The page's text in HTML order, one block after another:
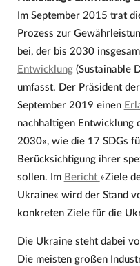
Im September 2015 trat
Prozess zur
bei, der bis 2030
Entwicklung(Sustainable
umfasst. Der Präsident
September 2019 einen
nachhaltigen Entwicklung
2030«, wie die 17 SDGs
Berücksichtigung ihrer
sollen. Im Bericht »Ziele
Ukraine« wird der Stand
konkreten Ziele für die
Die Ukraine steht dabei
Die meisten großen